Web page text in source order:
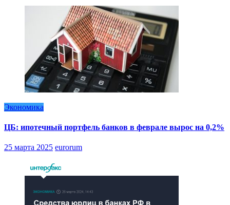
Экономика
ЦБ: ипотечный портфель банков в феврале вырос на 0,2%
25 марта 2025 eurorum